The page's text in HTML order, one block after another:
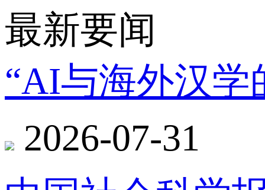
最新要闻
“AI与海外汉学
2026-07-31